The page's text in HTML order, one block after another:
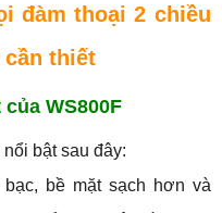
đàm thoại 2 chiều
cần thiết
WS800F
bật sau đây:
bề mặt sạch hơn và